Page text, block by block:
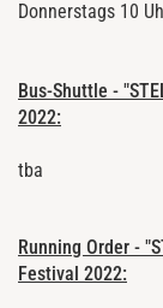
Donnerstags 10
Bus-Shuttle -
2022:
tba
Running Order -
Festival 2022: